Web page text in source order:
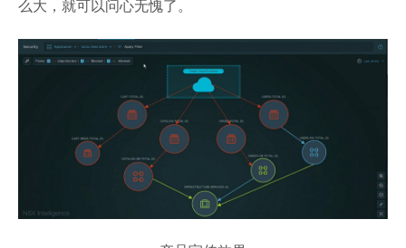
么大，就可以问心无愧了。